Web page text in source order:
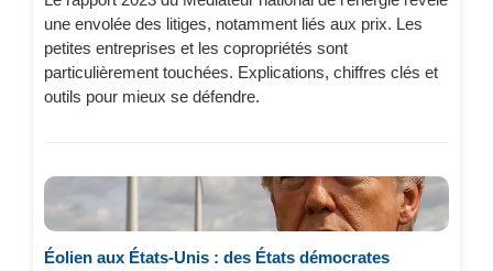
une envolée des litiges, notamment liés aux prix. Les
petites entreprises et les copropriétés sont
particulièrement touchées. Explications, chiffres clés et
outils pour mieux se défendre.
Éolien aux États-Unis : des États démocrates